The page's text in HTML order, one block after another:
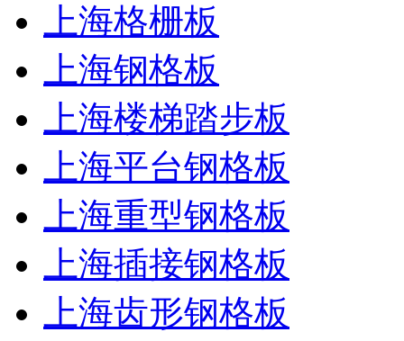
上海格栅板
上海钢格板
上海楼梯踏步板
上海平台钢格板
上海重型钢格板
上海插接钢格板
上海齿形钢格板